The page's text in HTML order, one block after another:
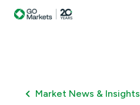
Market News & Insights